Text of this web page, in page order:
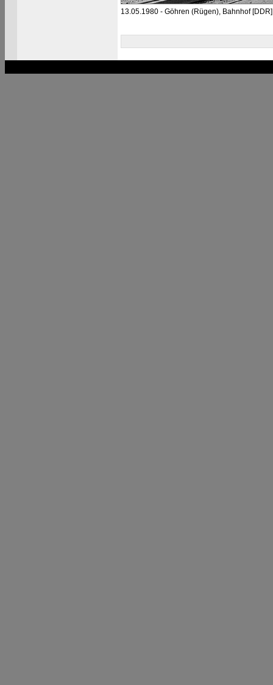
13.05.1980 - Göhren (Rügen), Bahnhof [DDR]